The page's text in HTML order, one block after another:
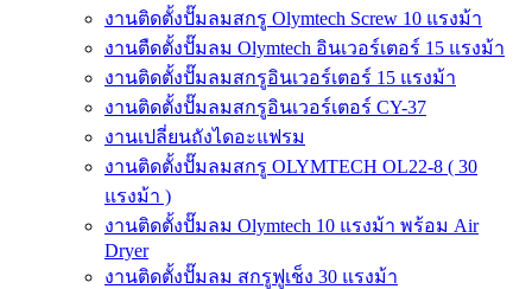
งานติดตั้งปั๊มลมสกรู Olymtech Screw 10 แรงม้า
งานตืดตั้งปั๊มลม Olymtech อินเวอร์เตอร์ 15 แรงม้า
งานติดตั้งปั๊มลมสกรูอินเวอร์เตอร์ 15 แรงม้า
งานติดตั้งปั๊มลมสกรูอินเวอร์เตอร์ CY-37
งานเปลี่ยนถังไดอะแฟรม
งานติดตั้งปั๊มลมสกรู OLYMTECH OL22-8 ( 30
แรงม้า )
งานติดตั้งปั๊มลม Olymtech 10 แรงม้า พร้อม Air
Dryer
งานติดตั้งปั๊มลม สกรูฟูเช็ง 30 แรงม้า